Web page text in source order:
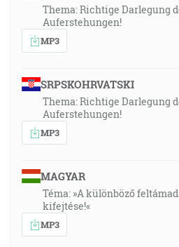
Thema: Richtige Darlegung
Auferstehungen!
MP3
SRPSKOHRVATSKI
Thema: Richtige Darlegung
Auferstehungen!
MP3
MAGYAR
Téma: »A különböző
kifejtése!«
MP3